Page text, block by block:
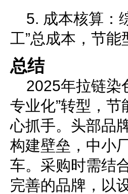
5. 成本核算：
工”总成本，节
总结
2025年拉链染
专业化”转型，
心抓手。头部品
构建壁垒，中小
车。采购时需结
完善的品牌，以